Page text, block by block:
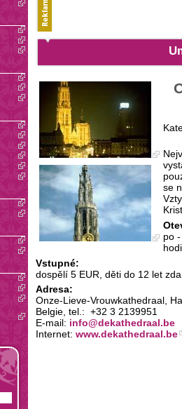
se
po
Vstupné:
dospělí 5 EUR, děti do 12 let
Adresa:
Onze-Lieve-Vrouwkathedraal,
Belgie, tel.: +32 3 2139951
E-mail: info@dekathedraal.be
Internet: www.dekathedraal.be